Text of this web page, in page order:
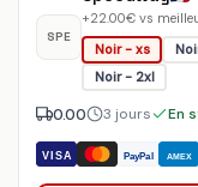
SPE
+22.00€ vs
Noir - xs
Noir - 2xl
VISA PayPal AMEX
0.00 3 jours En